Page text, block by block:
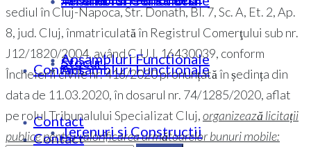
ContactAnsambluri Functionale
Contact
Ansambluri Functionale
Contact
Stocuri
Terenuri si Constructii
sediul în Cluj-Napoca, Str. Donath, Bl. 7, Sc. A, Et. 2, Ap.
8, jud. Cluj, înmatriculată în Registrul Comerţului sub nr.
J12/1820/2004, având C.U.I. 16430039, conform
Încheierii civile nr. 416/2020 pronunțată în ședința din
data de 11.03.2020, în dosarul nr. 74/1285/2020, aflat
pe rolul Tribunalului Specializat Cluj,organizează licitații
publice pentru valorificarea următoarelor bunuri mobile: